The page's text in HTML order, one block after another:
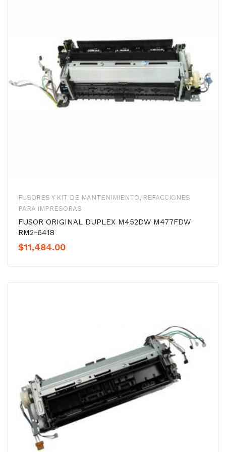
FUSORES Y KIT DE MANTENIMIENTO, REFACCIONES
PARA IMPRESORAS
FUSOR ORIGINAL DUPLEX M452DW M477FDW
RM2-6418
$11,484.00